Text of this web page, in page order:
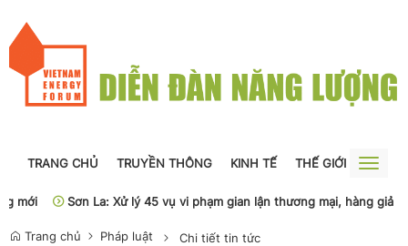
TRANG CHỦ TRUYỀN THÔNG KINH TẾ THẾ GIỚI
Toggle
Sơn La: Xử lý 45 vụ vi phạm gian lận thương mại, hàng giả
Trang chủ Pháp luật Chi tiết tin tức